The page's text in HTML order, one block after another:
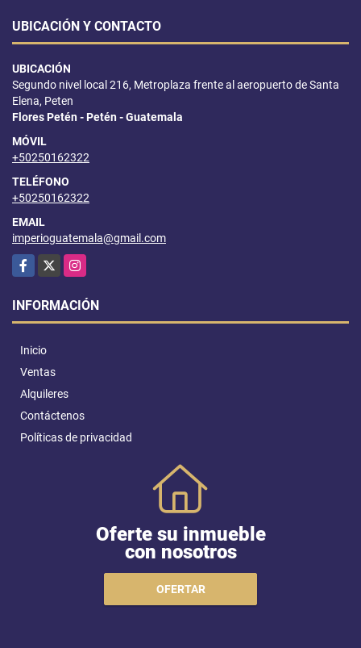
UBICACIÓN Y CONTACTO
UBICACIÓN
Segundo nivel local 216, Metroplaza frente al aeropuerto de Santa
Elena, Peten
Flores Petén - Petén - Guatemala
MÓVIL
+50250162322
TELÉFONO
+50250162322
EMAIL
imperioguatemala@gmail.com
Facebook
X Instagram
INFORMACIÓN
Inicio
Ventas
Alquileres
Contáctenos
Políticas de privacidad
Oferte su inmueble
con nosotros
OFERTAR